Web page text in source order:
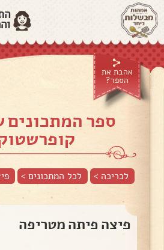
אהבת את
הספר?
ספר המתכונים
לכריכה > לכל המתכונים >
פיצה פיתה מטריפה